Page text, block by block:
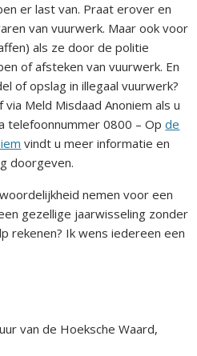
er last van. Praat erover en
van vuurwerk. Maar ook voor
als ze door de politie
of afsteken van vuurwerk. En
of opslag in illegaal vuurwerk?
Meld Misdaad Anoniem als u
telefoonnummer 0800 – Opde
vindt u meer informatie en
doorgeven.
nemen voor een
gezellige jaarwisseling zonder
rekenen? Ik wens iedereen een
van de Hoeksche Waard,